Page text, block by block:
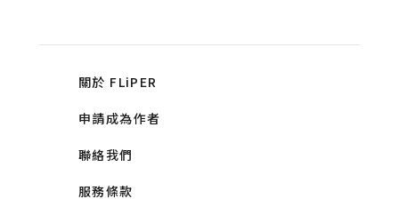
關於 FLiPER
申請成為作者
聯絡我們
服務條款